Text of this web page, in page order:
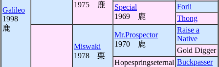
Galileo
1998
鹿
1975 鹿
Special
1969 鹿
Forli
Thong
Miswaki
1978 栗
Mr.Prospector
1970 鹿
Raise a
Native
Gold Digger
Hopespringseternal Buckpasser